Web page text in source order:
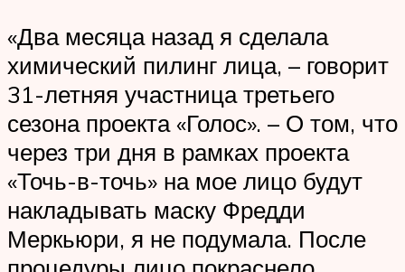
«Два месяца назад я сделала
химический пилинг лица, – говорит
31-летняя участница третьего
сезона проекта «Голос». – О том, что
через три дня в рамках проекта
«Точь-в-точь» на мое лицо будут
накладывать маску Фредди
Меркьюри, я не подумала. После